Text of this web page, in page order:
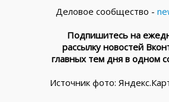
Деловое сообщество -
Подпишитесь на
рассылку новостей
главных тем дня в одном
Источник фото: